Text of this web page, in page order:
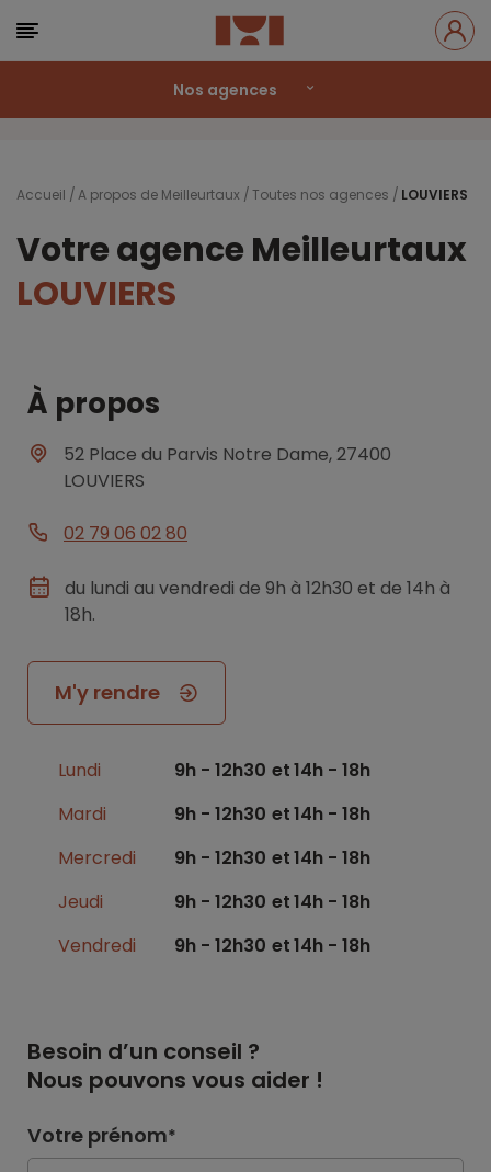
Nos agences
Accueil A propos de Meilleurtaux Toutes nos agences LOUVIERS
Votre agence Meilleurtaux
LOUVIERS
À propos
52 Place du Parvis Notre Dame, 27400
LOUVIERS
02 79 06 02 80
du lundi au vendredi de 9h à 12h30 et de 14h à
18h.
M'y rendre
Lundi 9h - 12h30
14h - 18h
Mardi
9h - 12h30
14h - 18h
Mercredi
9h - 12h30
14h - 18h
Jeudi
9h - 12h30
14h - 18h
Vendredi
9h - 12h30 14h - 18h
Besoin d’un conseil ?
Nous pouvons vous aider !
Votre prénom*